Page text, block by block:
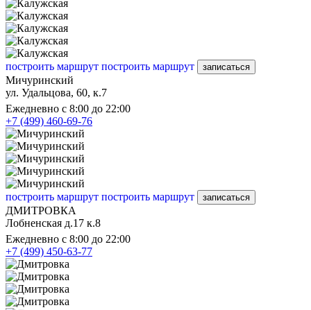
построить маршрут построить маршрут записаться
Мичуринский
ул. Удальцова, 60, к.7
Ежедневно с 8:00 до 22:00
+7 (499) 460-69-76
построить маршрут построить маршрут записаться
ДМИТРОВКА
Лобненская д.17 к.8
Ежедневно с 8:00 до 22:00
+7 (499) 450-63-77